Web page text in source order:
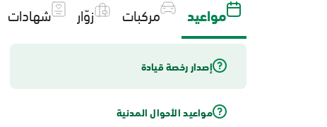
مواعيد مركبات زوّار شهادات
إصدار رخصة قيادة
مواعيد الأحوال المدنية